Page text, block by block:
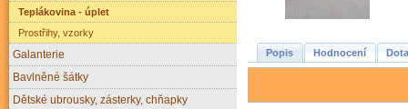
Popis Hodnocení
Teplákovina - úplet
Prostřihy, vzorky
Galanterie
Bavlněné šátky
Dětské ubrousky, zásterky, chňapky